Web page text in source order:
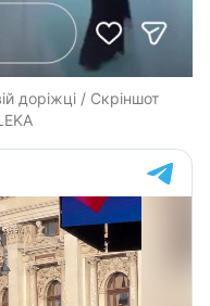
доріжці / Скріншот